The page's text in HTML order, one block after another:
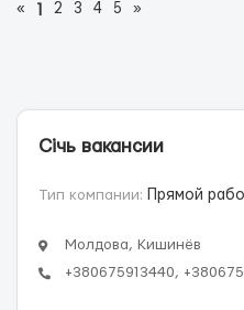
« 2 3 4 5 »
Січь вакансии
Тип компании: Прямой
Молдова, Кишинёв
+380675913440,